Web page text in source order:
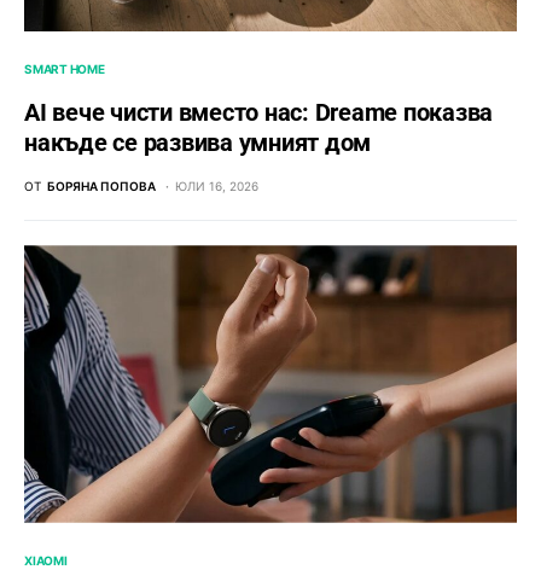
SMART HOME
AI вече чисти вместо нас: Dreame показва
накъде се развива умният дом
ОТ БОРЯНА ПОПОВА ЮЛИ 16, 2026
XIAOMI